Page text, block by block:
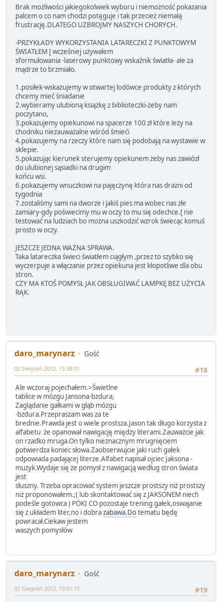
Brak możliwości jakiegokolwiek wyboru i niemożność pokazania
palcem o co nam chodzi potęguje i tak przecież niemałą
frustrację.DLATEGO UZBROJMY NASZYCH CHORYCH.
-PRZYKŁADY WYKORZYSTANIA LATARECZKI Z PUNKTOWYM
ŚWIATŁEM [ wcześniej używałem
sformułowania -laserowy punktowy wskaźnik światła- ale za
mądrze to brzmiało.
1.posiłek-wskazujemy w otwartej lodówce produkty z których
chcemy mieć śniadanie
2.wybieramy ulubioną książkę z biblioteczki-żeby nam
poczytano,
3.pokazujemy opiekunowi na spacerze 100 zł które leży na
chodniku niezauważalne wśród śmieći
4.pokazujemy na rzeczy które nam się podobają na wystawie w
sklepie.
5.pokazując kierunek sterujemy opiekunem żeby nas zawiózł
do ulubionej sąsiadki na drugim
końcu wsi.
6.pokazujemy wnuczkowi na pajęczynę która nas drażni od
tygodnia
7.zostaliśmy sami na dworze i jakiś pies ma wobec nas złe
zamiary-gdy poświecimy mu w oczy to mu się odechce.[ nie
testować na ludziach bo można uszkodzić wzrok świecąc komuś
prosto w oczy.
JESZCZE JEDNA WAŻNA SPRAWA.
Taka latareczka świeci światłem ciągłym ,przez to szybko się
wyczerpuje a włączanie przez opiekuna jest kłopotliwe dla obu
stron.
CZY MA KTOŚ POMYSŁ JAK OBSŁUGIWAĆ LAMPKĘ BEZ UŻYCIA
RĄK.
daro_marynarz
Gość
#18
02 Sierpień 2012, 15:38:01
Ale wczoraj pojechałem.>Świetlne
tablice w mózgu Jansona-bzdura,
Zaglądanie gałkami w głąb mózgu
-bzdura.Przepraszam was za te
brednie.Prawda jest o wiele prostsza.Jason tak długo korzysta z
alfabetu że opanował nawigację między literami.Zauważcie jak
on rzadko mruga.On tylko nieznacznym mrugnięciem
potwierdza koniec słowa.Zaobserwujcie jaki ruch gałek
odpowiada padającej literze.Alfabet napisał ojciec Jaksona -
muzyk.Wydaje się że pomysł z nawigacją według stron świata
jest
słuszny. Trzeba opracować system jeszcze prostszy niż prostszy
niż proponowałem.;( lub skontaktować się z JAKSONEM niech
podeśle gotowca ) PÓKI CO pozostaje trening gałek,oswajanie
się z układem liter,no i dobrazabawa.Dotematu będę
powracał.Ciekaw jestem
waszych pomysłów
daro_marynarz
Gość
#19
02 Sierpień 2012, 19:01:15